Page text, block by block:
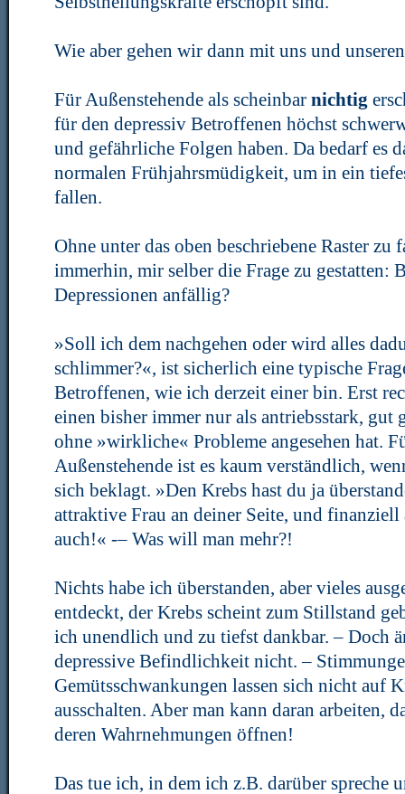
Wie aber gehen wir dann mit uns und
Für Außenstehende als scheinbar nichtig
für den depressiv Betroffenen höchst
und gefährliche Folgen haben. Da bedarf es
normalen Frühjahrsmüdigkeit, um in ein
fallen.
Ohne unter das oben beschriebene Raster
immerhin, mir selber die Frage zu gestatten:
Depressionen anfällig?
»Soll ich dem nachgehen oder wird alles
schlimmer?«, ist sicherlich eine typische
Betroffenen, wie ich derzeit einer bin. Erst
einen bisher immer nur als antriebsstark, gut
ohne »wirkliche« Probleme angesehen hat.
Außenstehende ist es kaum verständlich,
sich beklagt. »Den Krebs hast du ja
attraktive Frau an deiner Seite, und finanziell
auch!« -– Was will man mehr?!
Nichts habe ich überstanden, aber vieles
entdeckt, der Krebs scheint zum Stillstand
ich unendlich und zu tiefst dankbar. – Doch
depressive Befindlichkeit nicht. –
Gemütsschwankungen lassen sich nicht auf
ausschalten. Aber man kann daran arbeiten,
deren Wahrnehmungen öffnen!
Das tue ich, in dem ich z.B. darüber spreche